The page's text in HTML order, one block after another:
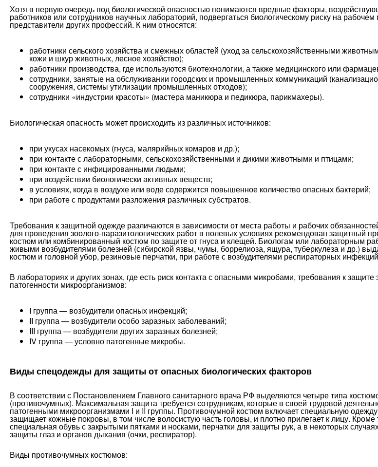
Хотя в первую очередь под биологической опасностью понимаются вредные факторы,
работников или сотрудников научных лабораторий, подвергаться биологическому риску на рабочем
представители других профессий. К ним относятся:
работники сельского хозяйства и смежных областей (уход за сельскохозяйственными
кожи и шкур животных, лесное хозяйство);
работники производства, где используются биотехнологии, а также медицинского или
сотрудники, занятые на обслуживании городских и промышленных коммуникаций
сооружения, системы утилизации промышленных отходов);
сотрудники «индустрии красоты» (мастера маникюра и педикюра, парикмахеры).
Биологическая опасность может происходить из различных источников:
при укусах насекомых (гнуса, малярийных комаров и др.);
при контакте с лабораторными, сельскохозяйственными и дикими животными и птицами;
при контакте с инфицированными людьми;
при воздействии биологически активных веществ;
в условиях, когда в воздухе или воде содержится повышенное количество опасных бактерий;
при работе с продуктами разложения различных субстратов.
Требования к защитной одежде различаются в зависимости от места работы и рабочих
для проведения зоолого-паразитологических работ в полевых условиях рекомендован защитный
костюм или комбинированный костюм по защите от гнуса и клещей. Биологам или лабораторным
живыми возбудителями болезней (сибирской язвы, чумы, боррелиоза, ящура, туберкулеза и др.)
костюм и головной убор, резиновые перчатки, при работе с возбудителями респираторных
В лабораториях и других зонах, где есть риск контакта с опасными микробами, требования к защите
патогенности микроорганизмов:
I группа — возбудители опасных инфекций;
II группа — возбудители особо заразных заболеваний;
III группа — возбудители других заразных болезней;
IV группа — условно патогенные микробы.
Виды спецодежды для защиты от опасных биологических факторов
В соответствии с Постановлением Главного санитарного врача РФ выделяются четыре типа
(противочумных). Максимальная защита требуется сотрудникам, которые в своей трудовой
патогенными микроорганизмами I и II группы. Противочумной костюм включает специальную
защищает кожные покровы, в том числе волосистую часть головы, и плотно прилегает к лицу. Кроме
специальная обувь с закрытыми пятками и носками, перчатки для защиты рук, а в некоторых
защиты глаз и органов дыхания (очки, респиратор).
Виды противочумных костюмов: